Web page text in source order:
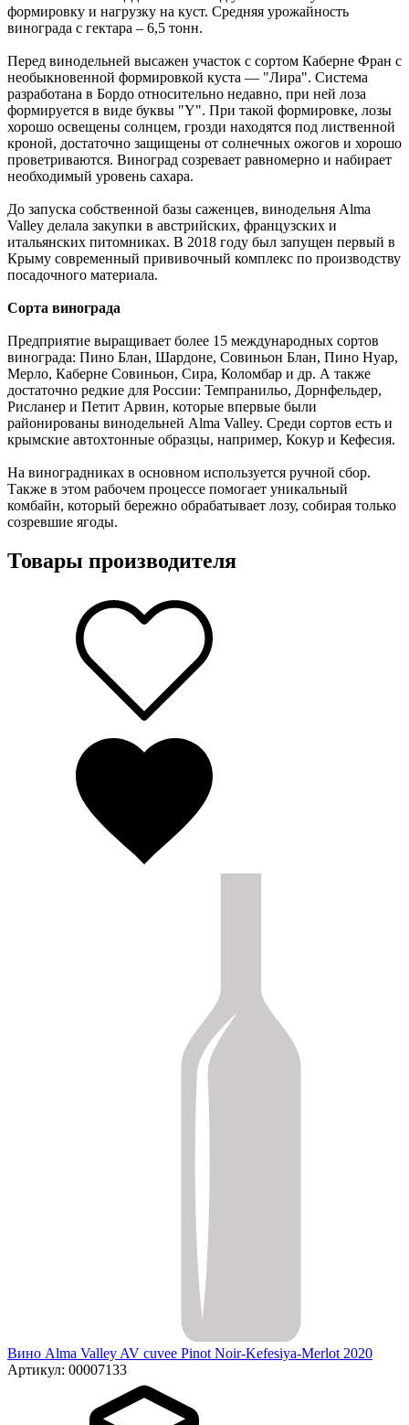
формировку и нагрузку на куст. Средняя урожайность
винограда с гектара – 6,5 тонн.
Перед винодельней высажен участок с сортом Каберне Фран с
необыкновенной формировкой куста — "Лира". Система
разработана в Бордо относительно недавно, при ней лоза
формируется в виде буквы "Y". При такой формировке, лозы
хорошо освещены солнцем, грозди находятся под лиственной
кроной, достаточно защищены от солнечных ожогов и хорошо
проветриваются. Виноград созревает равномерно и набирает
необходимый уровень сахара.
До запуска собственной базы саженцев, винодельня Alma
Valley делала закупки в австрийских, французских и
итальянских питомниках. В 2018 году был запущен первый в
Крыму современный прививочный комплекс по производству
посадочного материала.
Сорта винограда
Предприятие выращивает более 15 международных сортов
винограда: Пино Блан, Шардоне, Совиньон Блан, Пино Нуар,
Мерло, Каберне Совиньон, Сира, Коломбар и др. А также
достаточно редкие для России: Темпранильо, Дорнфельдер,
Рисланер и Петит Арвин, которые впервые были
районированы винодельней Alma Valley. Среди сортов есть и
крымские автохтонные образцы, например, Кокур и Кефесия.
На виноградниках в основном используется ручной сбор.
Также в этом рабочем процессе помогает уникальный
комбайн, который бережно обрабатывает лозу, собирая только
созревшие ягоды.
Товары производителя
Вино Alma Valley AV cuvee Pinot Noir-Kefesiya-Merlot 2020
Артикул: 00007133